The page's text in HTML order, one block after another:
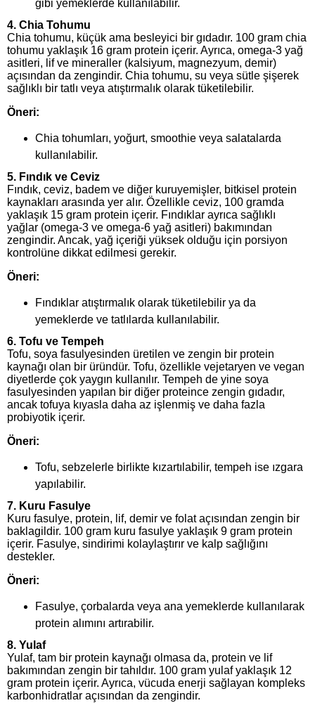
gibi yemeklerde kullanılabilir.
4. Chia Tohumu
Chia tohumu, küçük ama besleyici bir gıdadır. 100 gram chia
tohumu yaklaşık 16 gram protein içerir. Ayrıca, omega-3 yağ
asitleri, lif ve mineraller (kalsiyum, magnezyum, demir)
açısından da zengindir. Chia tohumu, su veya sütle şişerek
sağlıklı bir tatlı veya atıştırmalık olarak tüketilebilir.
Öneri:
Chia tohumları, yoğurt, smoothie veya salatalarda
kullanılabilir.
5. Fındık ve Ceviz
Fındık, ceviz, badem ve diğer kuruyemişler, bitkisel protein
kaynakları arasında yer alır. Özellikle ceviz, 100 gramda
yaklaşık 15 gram protein içerir. Fındıklar ayrıca sağlıklı
yağlar (omega-3 ve omega-6 yağ asitleri) bakımından
zengindir. Ancak, yağ içeriği yüksek olduğu için porsiyon
kontrolüne dikkat edilmesi gerekir.
Öneri:
Fındıklar atıştırmalık olarak tüketilebilir ya da
yemeklerde ve tatlılarda kullanılabilir.
6. Tofu ve Tempeh
Tofu, soya fasulyesinden üretilen ve zengin bir protein
kaynağı olan bir üründür. Tofu, özellikle vejetaryen ve vegan
diyetlerde çok yaygın kullanılır. Tempeh de yine soya
fasulyesinden yapılan bir diğer proteince zengin gıdadır,
ancak tofuya kıyasla daha az işlenmiş ve daha fazla
probiyotik içerir.
Öneri:
Tofu, sebzelerle birlikte kızartılabilir, tempeh ise ızgara
yapılabilir.
7. Kuru Fasulye
Kuru fasulye, protein, lif, demir ve folat açısından zengin bir
baklagildir. 100 gram kuru fasulye yaklaşık 9 gram protein
içerir. Fasulye, sindirimi kolaylaştırır ve kalp sağlığını
destekler.
Öneri:
Fasulye, çorbalarda veya ana yemeklerde kullanılarak
protein alımını artırabilir.
8. Yulaf
Yulaf, tam bir protein kaynağı olmasa da, protein ve lif
bakımından zengin bir tahıldır. 100 gram yulaf yaklaşık 12
gram protein içerir. Ayrıca, vücuda enerji sağlayan kompleks
karbonhidratlar açısından da zengindir.